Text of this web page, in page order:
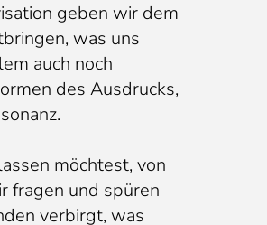
geben wir dem
was uns
auch noch
des Ausdrucks,
möchtest, von
fragen und spüren
verbirgt, was